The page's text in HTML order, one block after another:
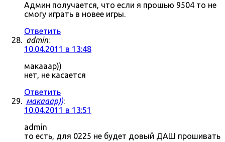
Админ получается, что если я прошью 9504 то не
смогу играть в новее игры.
Ответить
admin:
10.04.2011 в 13:48
макааар))
нет, не касается
Ответить
макааар)):
10.04.2011 в 13:51
admin
то есть, для 0225 не будет довый ДАШ прошивать